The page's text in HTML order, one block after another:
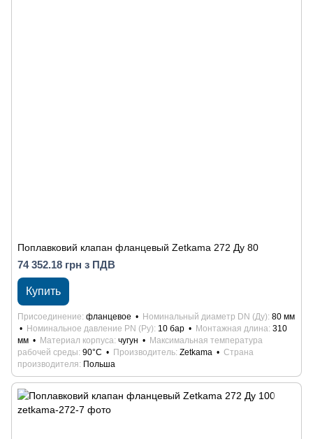
Поплавковий клапан фланцевый Zetkama 272 Ду 80
74 352.18 грн з ПДВ
Купить
Присоединение фланцевое Номинальный диаметр DN (Ду) 80 мм
Номинальное давление PN (Ру) 10 бар Монтажная длина 310
мм
Материал корпуса чугун
Максимальная температура
рабочей среды 90°С Производитель Zetkama
Страна
производителя
Польша